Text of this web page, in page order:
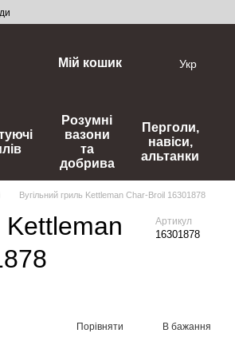
Мій кошик Укр
Розумні
вазони
та
добрива
Перголи,
навіси,
альтанки
Вугільний гриль Kettleman Char-Broil 16301878
Kettleman
Артикул
16301878
Порівняти В бажання